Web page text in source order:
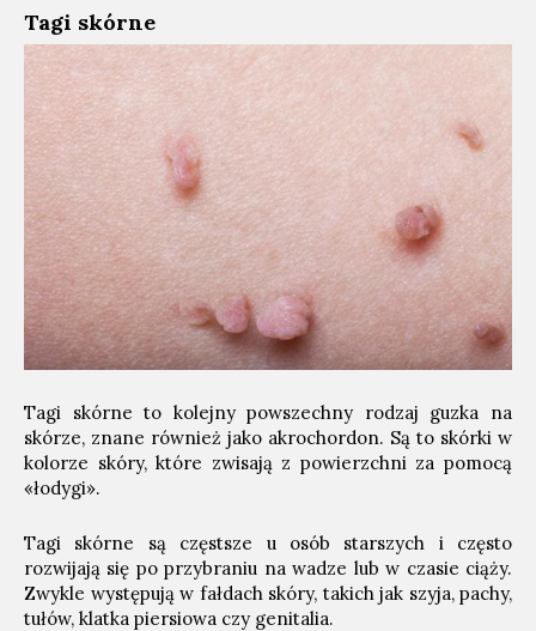
Tagi skórne
Tagi skórne to kolejny powszechny rodzaj guzka na
skórze, znane również jako akrochordon. Są to skórki w
kolorze skóry, które zwisają z powierzchni za pomocą
«łodygi».
Tagi skórne są częstsze u osób starszych i często
rozwijają się po przybraniu na wadze lub w czasie ciąży.
Zwykle występują w fałdach skóry, takich jak szyja, pachy,
tułów, klatka piersiowa czy genitalia.